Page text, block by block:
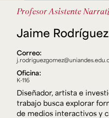
Configuración de cookies
Universidad de los Andes |
Reconocimiento como
de mayo de 1964.
Resolución 28 del 23 de
Acreditación institucional de
Resolución 000194 del 16
Posgrados
Jaime
Profesor Asistente
Correo:
Oficina:
K-116
Diseñador, artista e
trabajo busca explorar
de medios interactivos y